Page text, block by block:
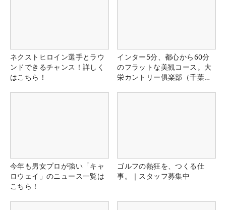
ネクストヒロイン選手とラウ
ンドできるチャンス！詳しく
はこちら！
インター5分、都心から60分
のフラットな美観コース。大
栄カントリー俱楽部（千葉
今年も男女プロが強い「キャ
ロウェイ」のニュース一覧は
こちら！
ゴルフの熱狂を、つくる仕
事。｜スタッフ募集中